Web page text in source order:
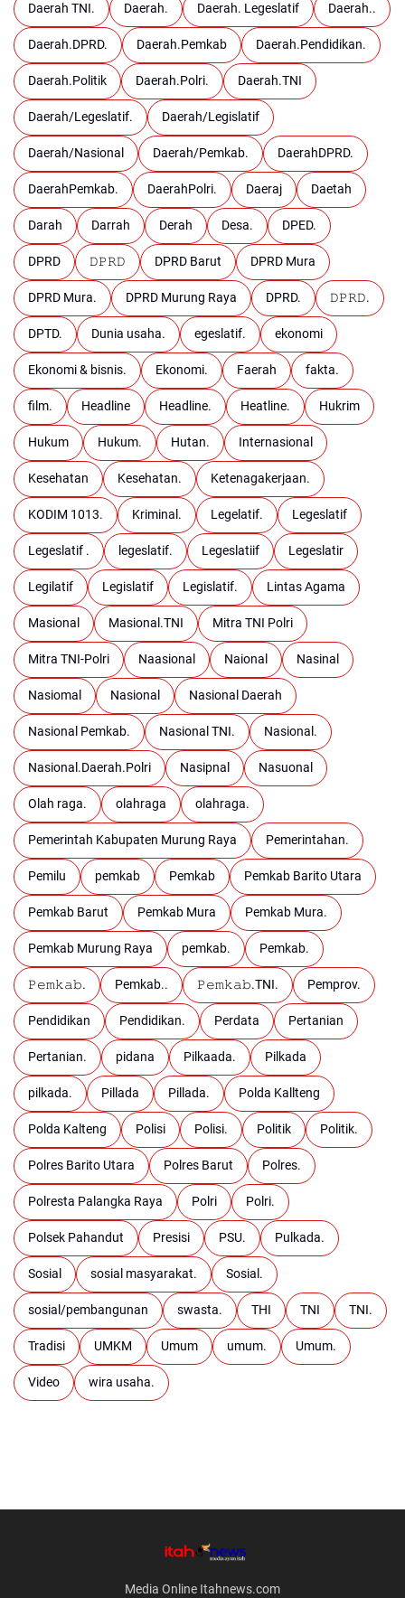
Daerah TNI. Daerah. Daerah. Legeslatif Daerah..
Daerah.DPRD. Daerah.Pemkab Daerah.Pendidikan.
Daerah.Politik Daerah.Polri. Daerah.TNI
Daerah/Legeslatif. Daerah/Legislatif
Daerah/Nasional Daerah/Pemkab. DaerahDPRD.
DaerahPemkab. DaerahPolri. Daeraj Daetah
Darah Darrah Derah Desa. DPED.
DPRD 𝙳𝙿𝚁𝙳 DPRD Barut DPRD Mura
DPRD Mura. DPRD Murung Raya DPRD. 𝙳𝙿𝚁𝙳.
DPTD. Dunia usaha. egeslatif. ekonomi
Ekonomi & bisnis. Ekonomi. Faerah fakta.
film. Headline Headline. Heatline. Hukrim
Hukum Hukum. Hutan. Internasional
Kesehatan Kesehatan. Ketenagakerjaan.
KODIM 1013. Kriminal. Legelatif. Legeslatif
Legeslatif . legeslatif. Legeslatiif Legeslatir
Legilatif Legislatif Legislatif. Lintas Agama
Masional Masional.TNI Mitra TNI Polri
Mitra TNI-Polri Naasional Naional Nasinal
Nasiomal Nasional Nasional Daerah
Nasional Pemkab. Nasional TNI. Nasional.
Nasional.Daerah.Polri Nasipnal Nasuonal
Olah raga. olahraga olahraga.
Pemerintah Kabupaten Murung Raya Pemerintahan.
Pemilu pemkab Pemkab Pemkab Barito Utara
Pemkab Barut Pemkab Mura Pemkab Mura.
Pemkab Murung Raya pemkab. Pemkab.
𝙿𝚎𝚖𝚔𝚊𝚋. Pemkab.. 𝙿𝚎𝚖𝚔𝚊𝚋.TNI. Pemprov.
Pendidikan Pendidikan. Perdata Pertanian
Pertanian. pidana Pilkaada. Pilkada
pilkada. Pillada Pillada. Polda Kallteng
Polda Kalteng Polisi Polisi. Politik Politik.
Polres Barito Utara Polres Barut Polres.
Polresta Palangka Raya Polri Polri.
Polsek Pahandut Presisi PSU. Pulkada.
Sosial sosial masyarakat. Sosial.
sosial/pembangunan swasta. THI TNI TNI.
Tradisi UMKM Umum umum. Umum.
Video wira usaha.
Media Online Itahnews.com